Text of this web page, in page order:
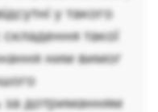
у такого
такої
ним вимог
за дотриманням